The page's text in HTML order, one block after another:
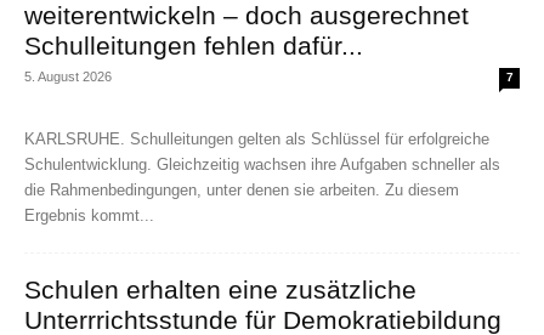
weiterentwickeln – doch ausgerechnet
Schulleitungen fehlen dafür...
5. August 2026 7
KARLSRUHE. Schulleitungen gelten als Schlüssel für erfolgreiche
Schulentwicklung. Gleichzeitig wachsen ihre Aufgaben schneller als
die Rahmenbedingungen, unter denen sie arbeiten. Zu diesem
Ergebnis kommt...
Schulen erhalten eine zusätzliche
Unterrrichtsstunde für Demokratiebildung